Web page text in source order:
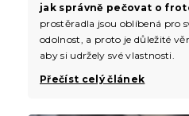
jak správně pečovat o
prostěradla jsou oblíbená pro
odolnost, a proto je důležité
aby si udržely své vlastnosti.
Přečíst celý článek